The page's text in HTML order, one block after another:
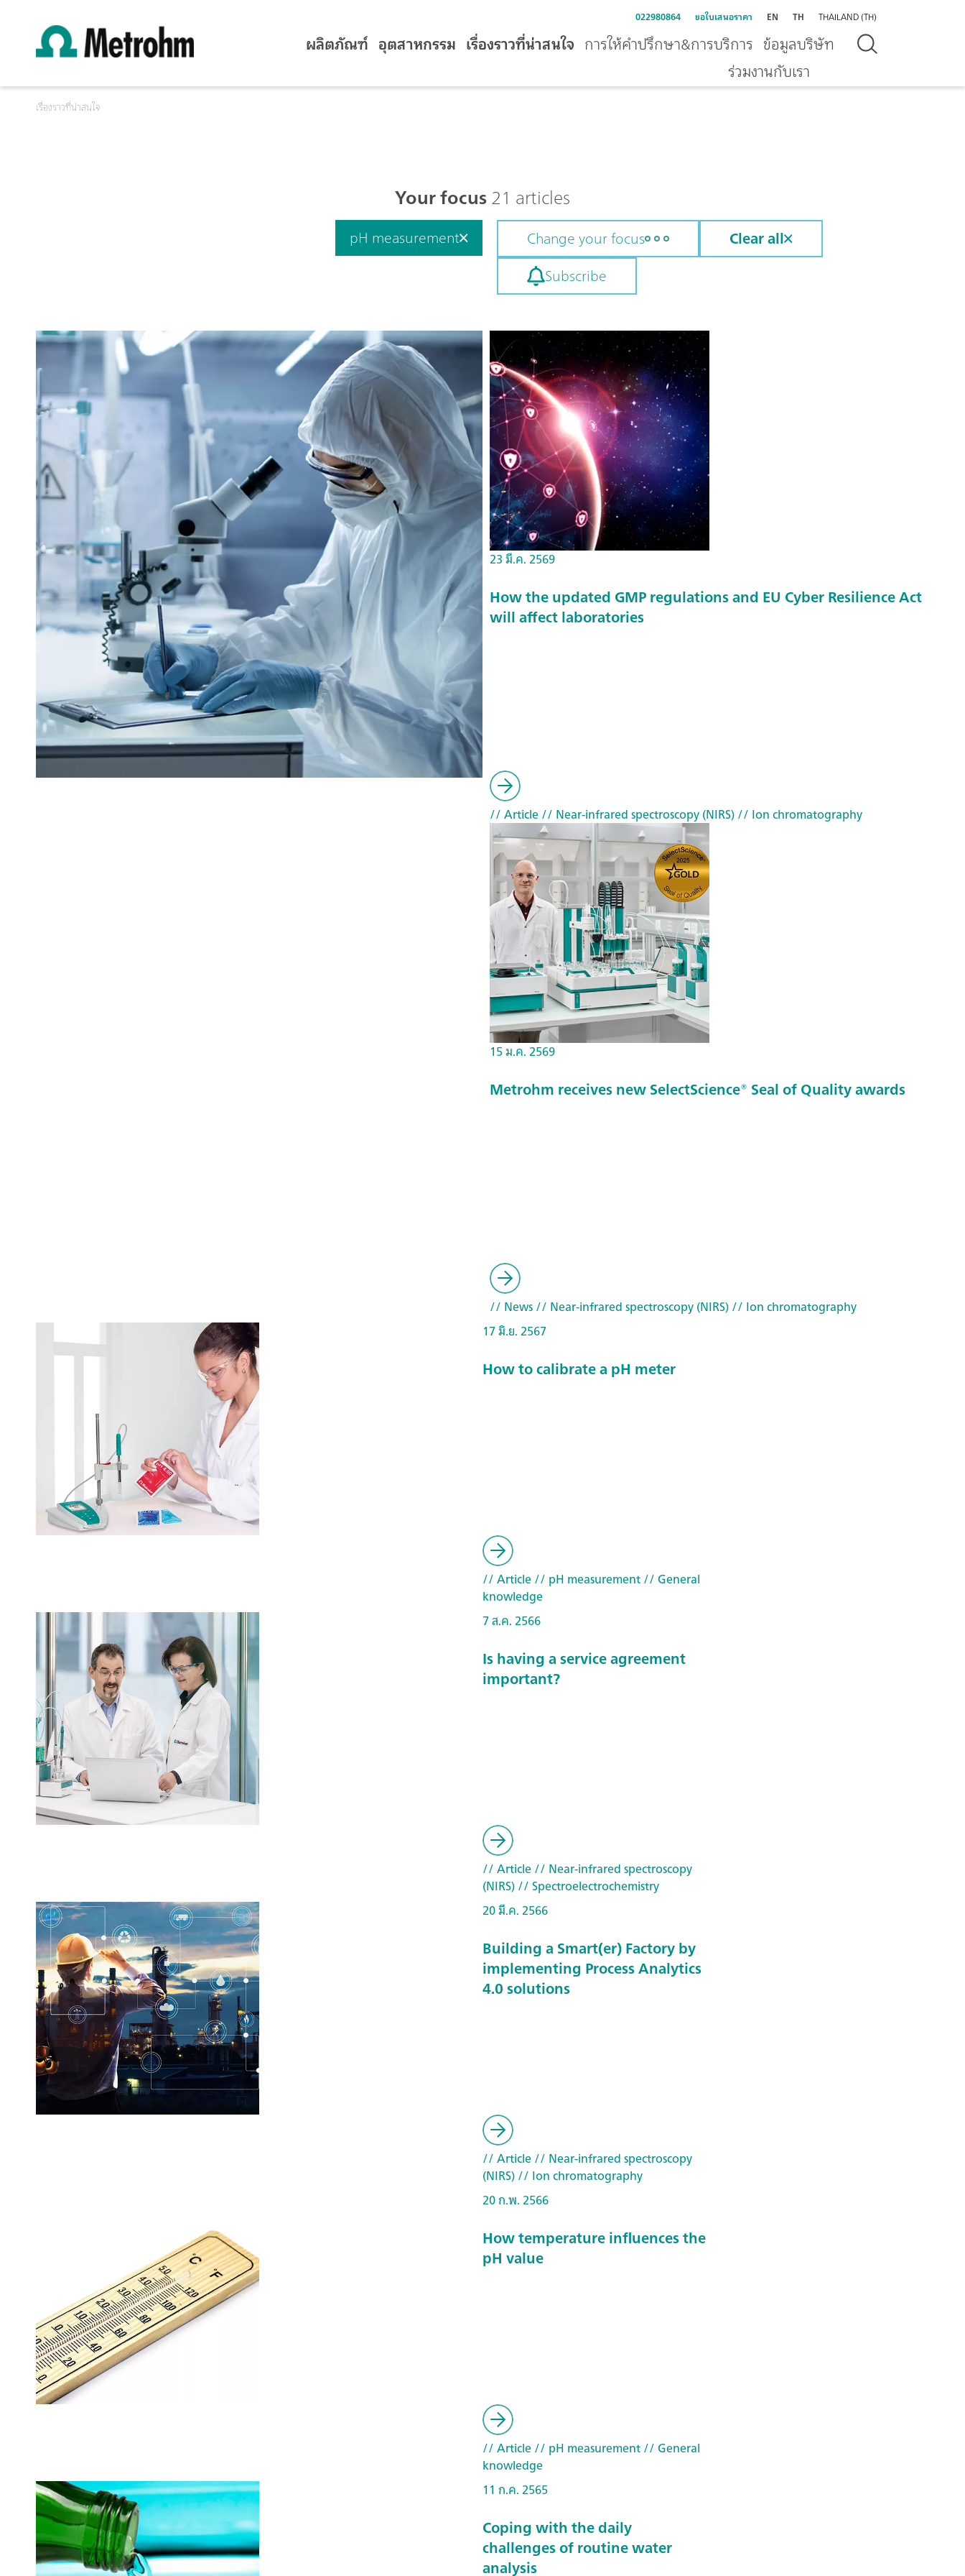
022980864 ขอใบเสนอราคา EN TH THAILAND (TH)
ผลิตภัณฑ์ อุตสาหกรรม เรื่องราวที่น่าสนใจ การให้คำปรึกษา&การบริการ ข้อมูลบริษัท
ร่วมงานกับเรา
เรื่องราวที่น่าสนใจ
Your focus21 articles
pH measurement Change your focus
Clear all
Subscribe
23 มี.ค. 2569
How the updated GMP regulations and EU Cyber Resilience Act
will affect laboratories
// Article// Near-infrared spectroscopy (NIRS)// Ion chromatography
15 ม.ค. 2569
Metrohm receives new SelectScience® Seal of Quality awards
// News// Near-infrared spectroscopy (NIRS)// Ion chromatography
17 มิ.ย. 2567
How to calibrate a pH meter
// Article// pH measurement// General
knowledge
7 ส.ค. 2566
Is having a service agreement
important?
// Article// Near-infrared spectroscopy
(NIRS)// Spectroelectrochemistry
20 มี.ค. 2566
Building a Smart(er) Factory by
implementing Process Analytics
4.0 solutions
// Article// Near-infrared spectroscopy
(NIRS)// Ion chromatography
20 ก.พ. 2566
How temperature influences the
pH value
// Article// pH measurement// General
knowledge
11 ก.ค. 2565
Coping with the daily
challenges of routine water
analysis